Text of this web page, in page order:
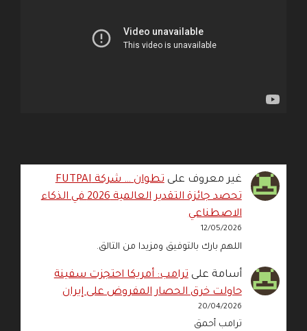
غير معروف على
تطوان … شركة FUTPAI
تحصد جائزة التقدير العالمية 2026 في الذكاء
الاصطناعي
12/05/2026
اللهم بارك بالتوفيق ومزيدا من التالق.
أسامة علىترامب: أمريكا احتجزت سفينة
حاولت خرق الحصار المفروض على إيران
20/04/2026
ترامب أحمق